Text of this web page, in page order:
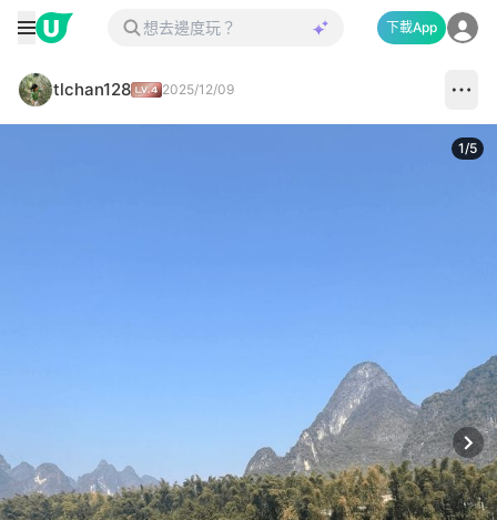
下載App
tlchan128 2025/12/09
1/5